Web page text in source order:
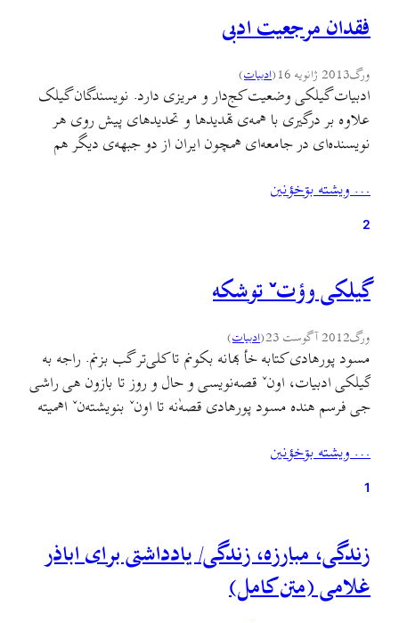
فقدان مرجعیت ادبی
ورگ2013 ژانویه 16 (ادبيات)
ادبیات گیلکی وضعیت کج‌دار و مریزی دارد. نویسندگان گیلک
علاوه بر درگیری با همه‌ی تهدیدها و تحدیدهای پیش روی هر
نویسنده‌ای در جامعه‌ای همچون ایران از دو جبهه‌ی دیگر هم
که «چرا به گیلکی می‌نویسید؟» که البته هم پاسخ دادن به این
پرسش…
… ويشته بۊخؤنين
2
گیلکی وؤتˇ توشکه
ورگ2012 آگوست 23 (ادبيات)
مسود پورهادی کتابه خأ بهانه بکونم تا کلی‌تر گب بزنم. راجه به
گیلکی ادبیات، اونˇ قصه‌نویسی و حال و روز تا بازون هی راشی‌
جی فرسم هنده مسود پورهادی قصه‌ٰنه تا اونˇ بنویشته‌نˇ اهمیته
بتؤنیم قرص و قایم بگؤیم «قصه» یا «داستان-کوتاه»، دامؤنˇ
جی سرأگیته.…
… ويشته بۊخؤنين
1
زندگی، مبارزه، زندگی/ یادداشتی برای اباذر
غلامی (متن کامل)